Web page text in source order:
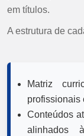
em títulos.
A estrutura de
Matriz
profissionais
Conteúdos
alinhados